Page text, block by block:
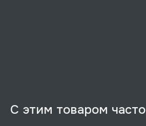
С этим товаром часто